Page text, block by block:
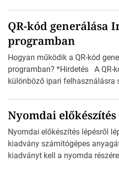
mutatja az A4-es papírlaphoz
észak-amerikai boríték méretére
vonatkozik. Boríték méretének
QR-kód generálása
programban
Hogyan működik a QR-kód
programban? *Hirdetés A QR-
különböző ipari felhasználásra
okostelefonjára telepíthet egy
alkalmazást, ami leolvasni és
információt és átirányítja a
weblapjára. A QR-kód
Nyomdai előkészítés
Nyomdai előkészítés lépésről
kiadvány számítógépes
kiadványt kell a nyomda